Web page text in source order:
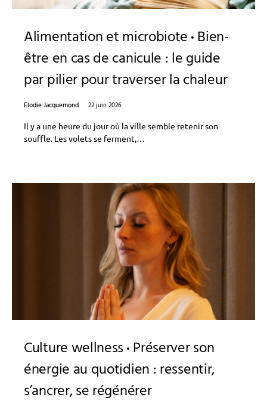
Alimentation et microbiote Bien-
être en cas de canicule : le guide
par pilier pour traverser la chaleur
Elodie Jacquemond
22 juin 2026
Il y a une heure du jour où la ville semble retenir son
souffle. Les volets se ferment,…
Culture wellness Préserver son
énergie au quotidien : ressentir,
s’ancrer, se régénérer